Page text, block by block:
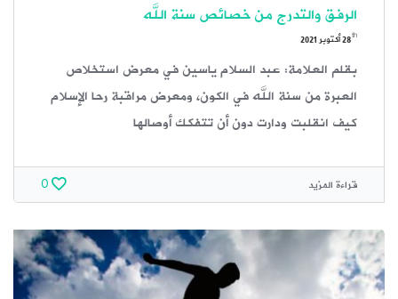
الرفق والتدرج من خصائص سنة الله
28th أكتوبر 2021
بقلم العلامة: عبد السلام ياسين في معرض استخلاص
العبرة من سنة الله في الكون، ومعرض مراقبة رحا الإسلام
كيف انقلبت ودارت دون أن تتفكك أوصالها
قراءة المزيد 0